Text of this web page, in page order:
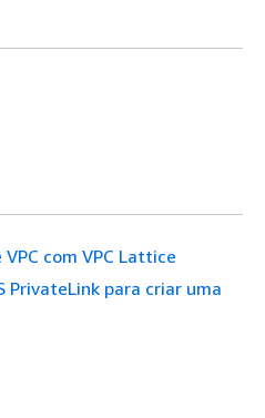
VPC com VPC Lattice
PrivateLink para criar uma